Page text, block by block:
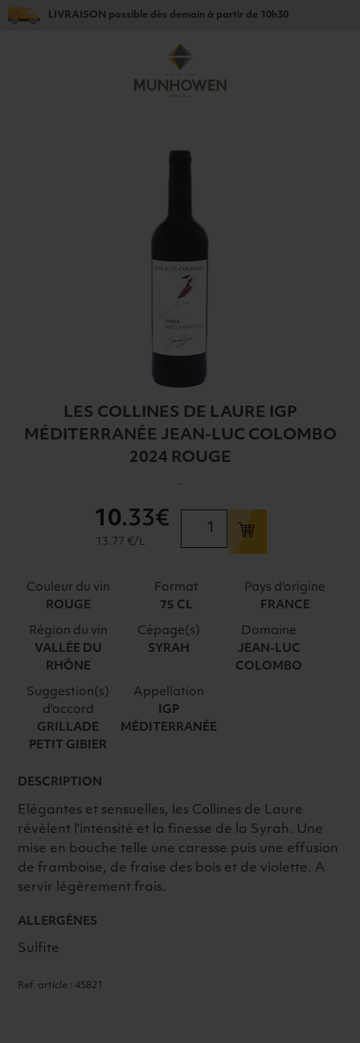
LIVRAISON possible dès demain à partir de 10h30
LES COLLINES DE LAURE IGP
MÉDITERRANÉE JEAN-LUC COLOMBO
2024 ROUGE
-
IGP
MÉDITERRANÉE
LUC
2024
10.33€
13.77 €/L
Couleur du vin
ROUGE
Format
75 CL
Pays d'origine
FRANCE
Région du vin
VALLÉE DU
RHÔNE
Cépage(s)
SYRAH
Domaine
JEAN-LUC
COLOMBO
Suggestion(s)
d'accord
GRILLADE
PETIT GIBIER
Appellation
IGP
MÉDITERRANÉE
DESCRIPTION
Elégantes et sensuelles, les Collines de Laure
révèlent l'intensité et la finesse de la Syrah. Une
mise en bouche telle une caresse puis une effusion
de framboise, de fraise des bois et de violette. A
servir légèrement frais.
ALLERGÈNES
Sulfite
Ref. article : 45821